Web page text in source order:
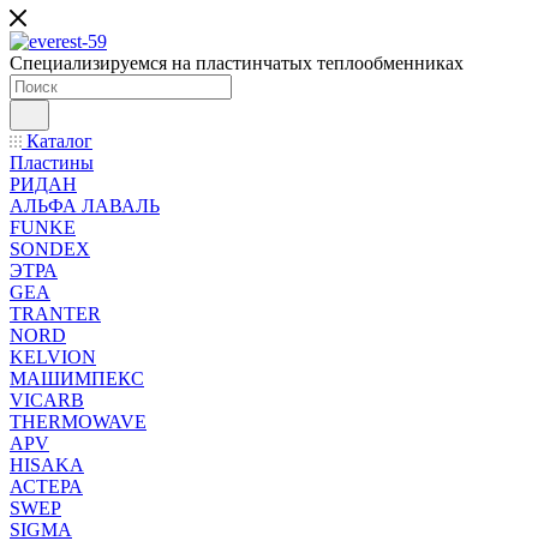
Специализируемся на пластинчатых теплообменниках
Каталог
Пластины
РИДАН
АЛЬФА ЛАВАЛЬ
FUNKE
SONDEX
ЭТРА
GEA
TRANTER
NORD
KELVION
МАШИМПЕКС
VICARB
THERMOWAVE
APV
HISAKA
АСТЕРА
SWEP
SIGMA